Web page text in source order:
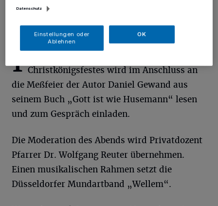
I Christkönigsfestes wird im Anschluss an
die Meßfeier der Autor Daniel Gewand aus
seinem Buch „Gott ist wie Husemann“ lesen
und zum Gespräch einladen.
Die Moderation des Abends wird Privatdozent
Pfarrer Dr. Wolfgang Reuter übernehmen.
Einen musikalischen Rahmen setzt die
Düsseldorfer Mundartband „Wellem“.
Datenschutz
Einstellungen oder
Ablehnen
OK